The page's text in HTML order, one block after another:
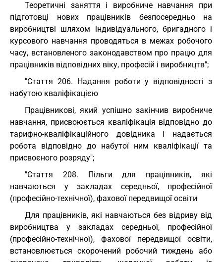
Теоретичні заняття і виробниче навчання при
підготовці нових працівників безпосередньо на
виробництві шляхом індивідуального, бригадного і
курсового навчання проводяться в межах робочого
часу, встановленого законодавством про працю для
працівників відповідних віку, професій і виробництв";
"Стаття 206. Надання роботи у відповідності з
набутою кваліфікацією
Працівникові, який успішно закінчив виробниче
навчання, присвоюється кваліфікація відповідно до
тарифно-кваліфікаційного довідника і надається
робота відповідно до набутої ним кваліфікації та
присвоєного розряду";
"Стаття 208. Пільги для працівників, які
навчаються у закладах середньої, професійної
(професійно-технічної), фахової передвищої освіти
Для працівників, які навчаються без відриву від
виробництва у закладах середньої, професійної
(професійно-технічної), фахової передвищої освіти,
встановлюється скорочений робочий тиждень або